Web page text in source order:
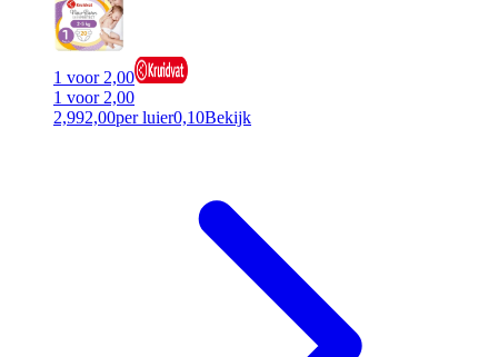
1 voor 2,00
1 voor 2,00
2,992,00per luier0,10Bekijk